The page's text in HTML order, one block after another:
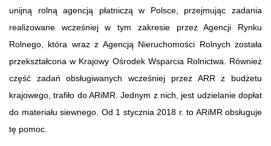
unijną rolną agencją płatniczą w Polsce, przejmując zadania
realizowane wcześniej w tym zakresie przez Agencji Rynku
Rolnego, która wraz z Agencją Nieruchomości Rolnych została
przekształcona w Krajowy Ośrodek Wsparcia Rolnictwa. Również
część zadań obsługiwanych wcześniej przez ARR z budżetu
krajowego, trafiło do ARiMR. Jednym z nich, jest udzielanie dopłat
do materiału siewnego. Od 1 stycznia 2018 r. to ARiMR obsługuje
tę pomoc.